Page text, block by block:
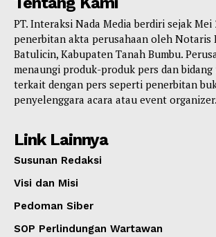
PT. Interaksi Nada Media berdiri sejak Mei
penerbitan akta perusahaan oleh Notaris
Batulicin, Kabupaten Tanah Bumbu.
menaungi produk-produk pers dan bidang
terkait dengan pers seperti penerbitan
penyelenggara acara atau event organizer.
Link Lainnya
Susunan Redaksi
Visi dan Misi
Pedoman Siber
SOP Perlindungan Wartawan